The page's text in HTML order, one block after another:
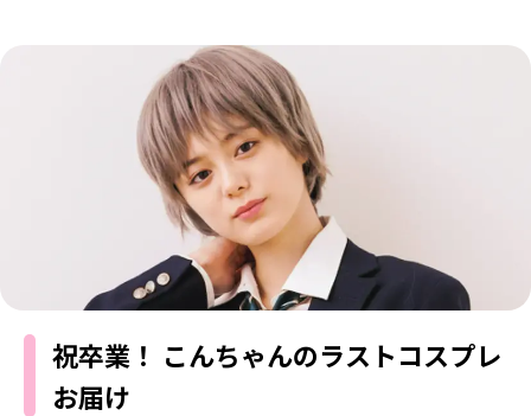
ファッションニュース
モデル私服
ビューティニュース
トレンドメイク
ベストコスメ
ヘアアレンジ・ヘアケア
スキンケア
ボディケア
SCHOOL
スクールニュース
学校ヘアメイク
勉強・受験・進路
ENTERTAINMENT
エンタメニュース
なにわ男子
K-POP
LIFESTYLE
ライフスタイルニュース
JKランキング・アワード
モデルの購入品
おでかけ
JK TREND
MODELS
MODEL'S BLOG
祝卒業！ こんちゃんのラストコスプレ
お届け